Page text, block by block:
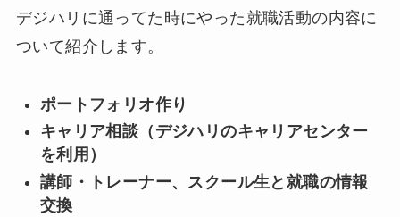
デジハリに通ってた時にやった就職活動の内容に
ついて紹介します。
ポートフォリオ作り
キャリア相談（デジハリのキャリアセンター
を利用）
講師・トレーナー、スクール生と就職の情報
交換